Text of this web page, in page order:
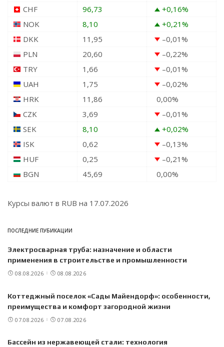
CHF
96,73 +0,16%
NOK
8,10 +0,21%
DKK
11,95 –0,01%
PLN
20,60 –0,22%
TRY
1,66 –0,01%
UAH
1,75 –0,02%
HRK
11,86 0,00%
CZK
3,69 –0,01%
SEK
8,10 +0,02%
ISK
0,62 –0,13%
HUF
0,25 –0,21%
BGN
45,69 0,00%
Курсы валют в RUB на 17.07.2026
ПОСЛЕДНИЕ ПУБИКАЦИИ
Электросварная труба: назначение и области
применения в строительстве и промышленности
08.08.2026 08.08.2026
Коттеджный поселок «Сады Майендорф»: особенности,
преимущества и комфорт загородной жизни
07.08.2026 07.08.2026
Бассейн из нержавеющей стали: технология